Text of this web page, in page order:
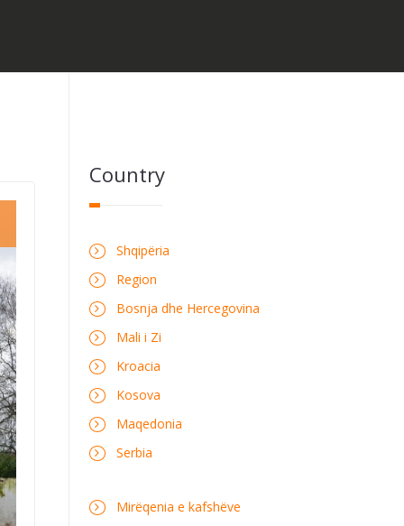
Country
Shqipëria
Region
Bosnja dhe Hercegovina
Mali i Zi
Kroacia
Kosova
Maqedonia
Serbia
Mirëqenia e kafshëve